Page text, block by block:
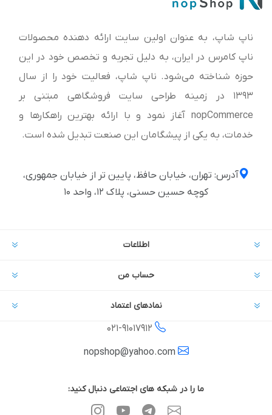
ناپ شاپ، به عنوان اولین سایت ارائه‌ دهنده محصولات
ناپ کامرس در ایران، به دلیل تجربه و تخصص خود در این
حوزه شناخته می‌شود. ناپ شاپ، فعالیت خود را از سال
1393 در زمینه طراحی سایت فروشگاهی مبتنی بر
nopCommerce آغاز نمود و با ارائه بهترین راهکارها و
خدمات، به یکی از پیشگامان این صنعت تبدیل شده است.
آدرس: تهران، خیابان حافظ، پایین تر از خیابان جمهوری،
کوچه حسین حسنی، پلاک ۱۲، واحد ۱۰
اطلاعات
حساب من
نمادهای اعتماد
021-91017912
ما را در شبکه های اجتماعی دنبال کنید: